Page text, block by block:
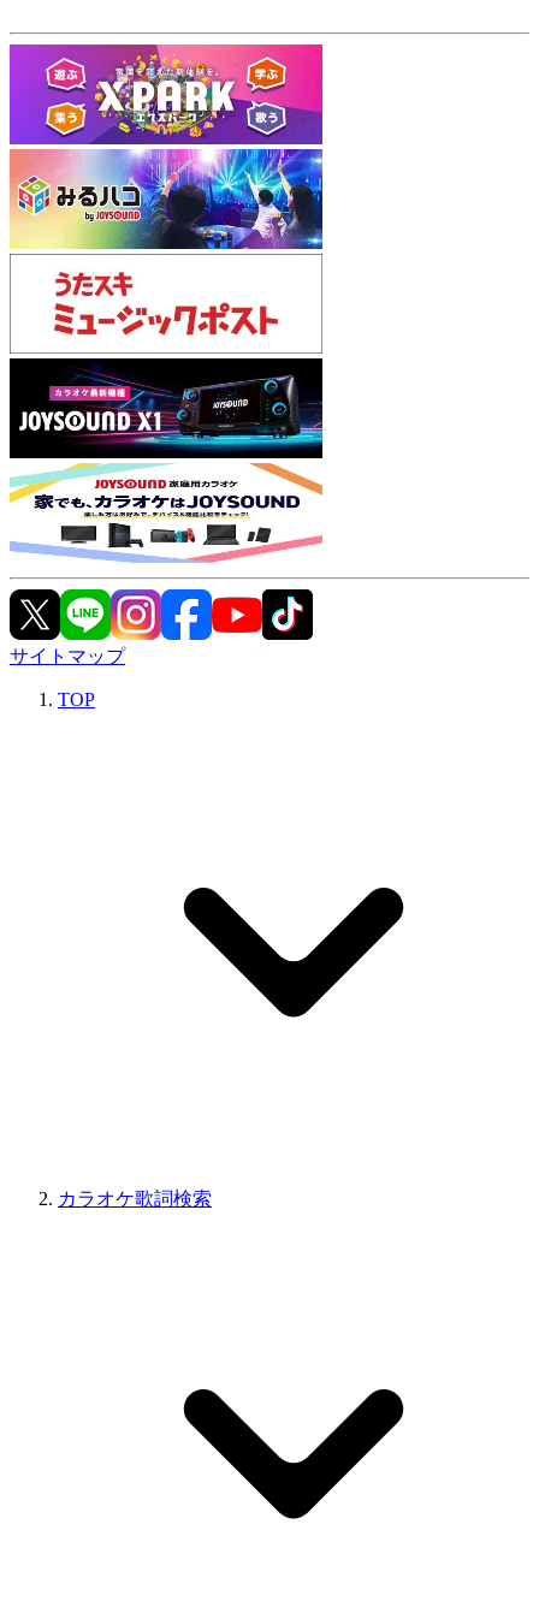
サイトマップ
TOP
カラオケ歌詞検索